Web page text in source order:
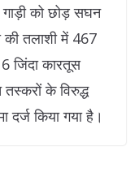
को छोड़ सघन
की तलाशी में 467
जिंदा कारतूस
के विरुद्ध
किया गया है।